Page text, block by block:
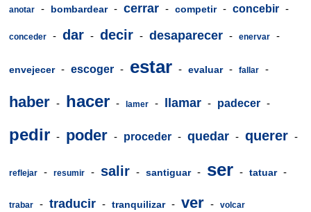
anotar - bombardear - cerrar - competir - concebir -
conceder - dar - decir - desaparecer - enervar -
envejecer - escoger - estar - evaluar - fallar -
haber - hacer - lamer - llamar - padecer -
pedir - poder - proceder - quedar - querer -
reflejar - resumir - salir - santiguar - ser - tatuar -
trabar - traducir - tranquilizar - ver - volcar